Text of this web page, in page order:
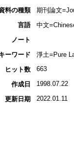
料の種類
期刊論文
言語
中文
ノート
ーワード
淨土=Pure
ヒット数
663
作成日 1998.07.22
更新日期 2022.01.11